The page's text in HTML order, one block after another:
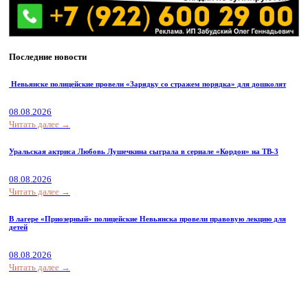
Последние новости
Невьянске полицейские провели «Зарядку со стражем порядка» для дошколят
08.08.2026
Читать далее →
Уральская актриса Любовь Лушечкина сыграла в сериале «Кордон» на ТВ-3
08.08.2026
Читать далее →
В лагере «Приозерный» полицейские Невьянска провели правовую лекцию для
детей
08.08.2026
Читать далее →